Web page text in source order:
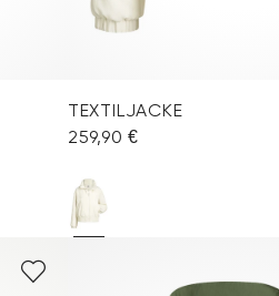
TEXTILJACKE
259,90 €